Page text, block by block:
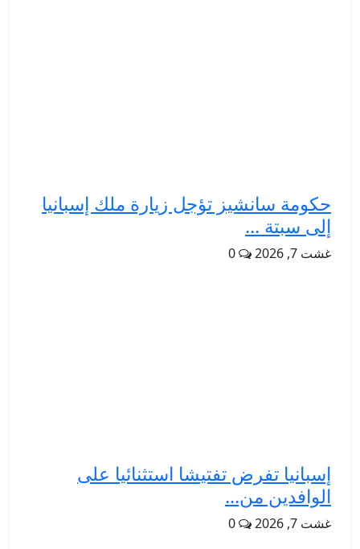
حكومة سانشيز تؤجل زيارة ملك إسبانيا
إلى سبتة ...
غشت 7, 2026 0
إسبانيا تفرض تفتيشا استثنائيا على
الوافدين من...
غشت 7, 2026 0